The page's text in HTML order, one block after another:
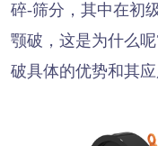
碎-筛分，其中在初
颚破，这是为什么
破具体的优势和其